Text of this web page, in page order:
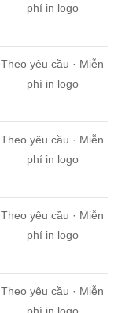
phí in logo
Theo yêu cầu · Miễn
phí in logo
Theo yêu cầu · Miễn
phí in logo
Theo yêu cầu · Miễn
phí in logo
Theo yêu cầu · Miễn